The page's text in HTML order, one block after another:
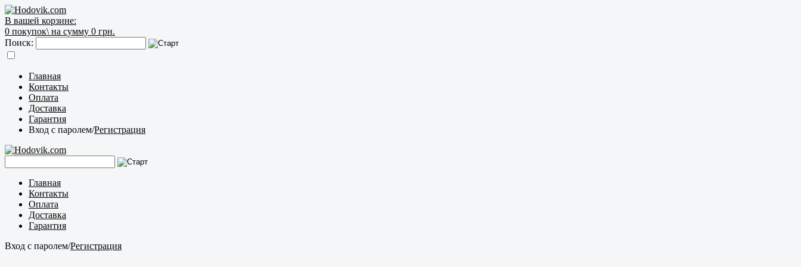
В вашей корзине:
0 покупок\ на сумму 0 грн.
Поиск:
Главная
Контакты
Оплата
Доставка
Гарантия
Вход с паролем/Регистрация
Главная
Контакты
Оплата
Доставка
Гарантия
Вход с паролем/Регистрация